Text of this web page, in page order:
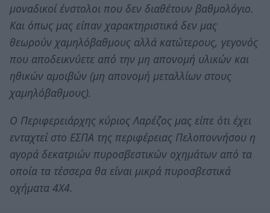
μοναδικοί ένστολοι που δεν διαθέτουν βαθμολόγιο.
Και όπως μας είπαν χαρακτηριστικά δεν μας
θεωρούν χαμηλόβαθμους αλλά κατώτερους, γεγονός
που αποδεικνύετε από την μη απονομή υλικών και
ηθικών αμοιβών (μη απονομή μεταλλίων στους
χαμηλόβαθμους).
Ο Περιφερειάρχης κύριος Λαρέζος μας είπε ότι έχει
ενταχτεί στο ΕΣΠΑ της περιφέρειας Πελοποννήσου η
αγορά δεκατριών πυροσβεστικών οχημάτων από τα
οποία τα τέσσερα θα είναι μικρά πυροσβεστικά
οχήματα 4Χ4.